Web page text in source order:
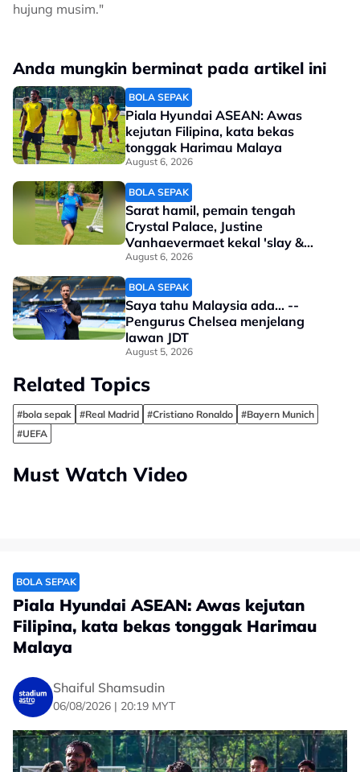
hujung musim."
Anda mungkin berminat pada artikel ini
BOLA SEPAK
Piala Hyundai ASEAN: Awas
kejutan Filipina, kata bekas
tonggak Harimau Malaya
August 6, 2026
BOLA SEPAK
Sarat hamil, pemain tengah
Crystal Palace, Justine
Vanhaevermaet kekal 'slay &
steady'
August 6, 2026
BOLA SEPAK
Saya tahu Malaysia ada... --
Pengurus Chelsea menjelang
lawan JDT
August 5, 2026
Related Topics
#bola sepak #Real Madrid #Cristiano Ronaldo
#Bayern Munich
#UEFA
Must Watch Video
BOLA SEPAK
Piala Hyundai ASEAN: Awas kejutan
Filipina, kata bekas tonggak Harimau
Malaya
Shaiful Shamsudin
06/08/2026 | 20:19 MYT